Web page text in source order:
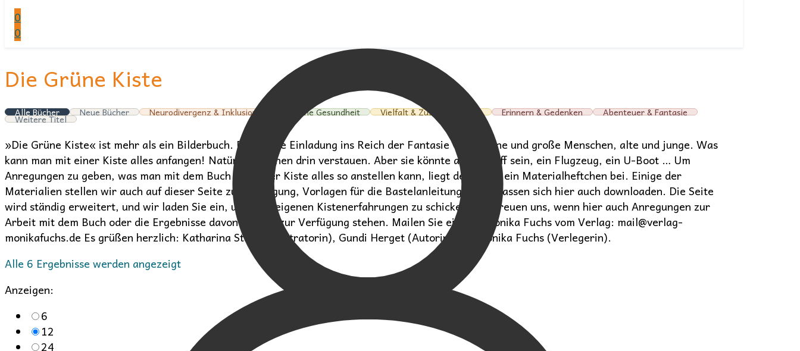
0
0
Die Grüne Kiste
Alle Bücher Neue Bücher Neurodivergenz & Inklusion Seelische Gesundheit Vielfalt & Zusammenleben Erinnern & Gedenken Abenteuer & Fantasie
Weitere Titel
»Die Grüne Kiste« ist mehr als ein Bilderbuch. Es ist eine Einladung ins Reich der Fantasie – für kleine und große Menschen, alte und junge. Was
kann man mit einer Kiste alles anfangen! Natürlich Sachen drin verstauen. Aber sie könnte auch Schiff sein, ein Flugzeug, ein U-Boot … Um
Anregungen zu geben, was man mit dem Buch und einer Kiste alles so anstellen kann, liegt dem Buch ein Materialheftchen bei. Einige der
Materialien stellen wir auch auf dieser Seite zur Verfügung, Vorlagen für die Bastelanleitungen z.B. lassen sich hier auch downloaden. Die Seite
wird ständig erweitert, und wir laden Sie ein, uns Ihre eigenen Kistenerfahrungen zu schicken. Wir freuen uns, wenn hier auch Anregungen zur
Arbeit mit dem Buch oder die Ergebnisse davon für alle zur Verfügung stehen. Mailen Sie einfach Monika Fuchs vom Verlag: mail@verlag-
monikafuchs.de Es grüßen herzlich: Katharina Staar (Illustratorin), Gundi Herget (Autorin) und Monika Fuchs (Verlegerin).
Alle 6 Ergebnisse werden angezeigtNach
Anzeigen:
6
12
24